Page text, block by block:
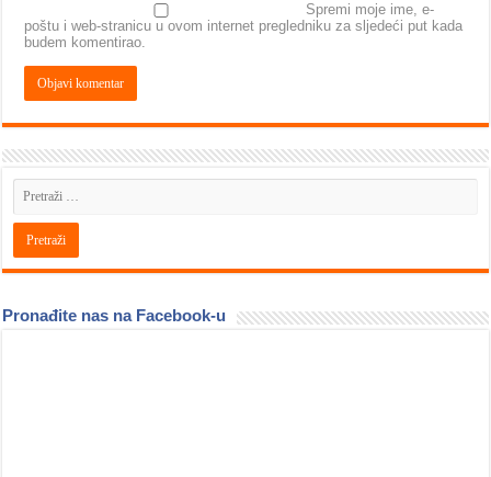
Spremi moje ime, e-
poštu i web-stranicu u ovom internet pregledniku za sljedeći put kada
budem komentirao.
Pronađite nas na Facebook-u